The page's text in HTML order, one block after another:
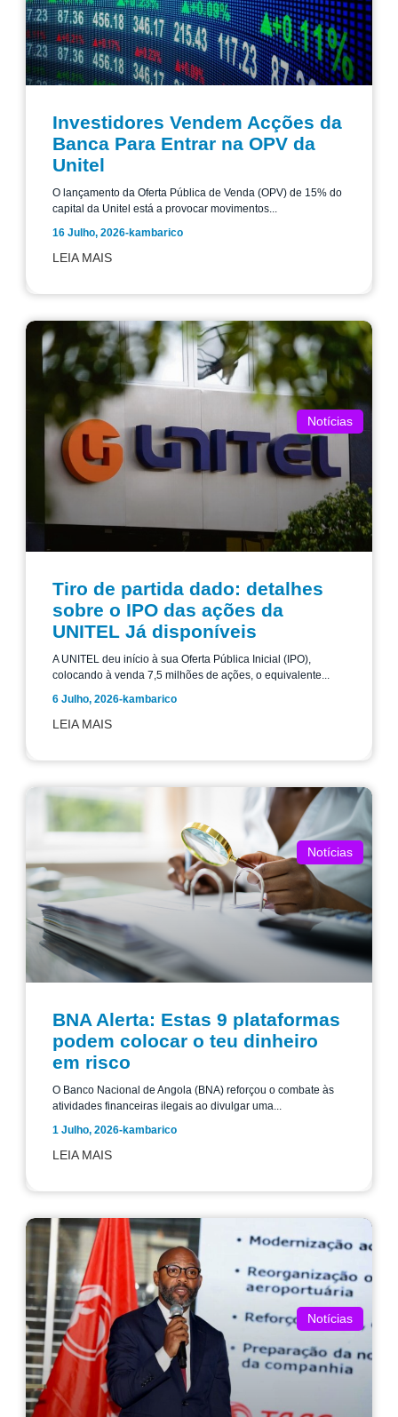
Investidores Vendem Acções da
Banca Para Entrar na OPV da
Unitel
O lançamento da Oferta Pública de Venda (OPV) de 15% do
capital da Unitel está a provocar movimentos...
16 Julho, 2026-kambarico
LEIA MAIS
Notícias
Tiro de partida dado: detalhes
sobre o IPO das ações da
UNITEL Já disponíveis
A UNITEL deu início à sua Oferta Pública Inicial (IPO),
colocando à venda 7,5 milhões de ações, o equivalente...
6 Julho, 2026-kambarico
LEIA MAIS
Notícias
BNA Alerta: Estas 9 plataformas
podem colocar o teu dinheiro
em risco
O Banco Nacional de Angola (BNA) reforçou o combate às
atividades financeiras ilegais ao divulgar uma...
1 Julho, 2026-kambarico
LEIA MAIS
Notícias